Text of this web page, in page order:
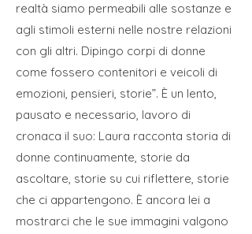
realtà siamo permeabili alle sostanze e
agli stimoli esterni nelle nostre relazioni
con gli altri. Dipingo corpi di donne
come fossero contenitori e veicoli di
emozioni, pensieri, storie”. È un lento,
pausato e necessario, lavoro di
cronaca il suo: Laura racconta storia di
donne continuamente, storie da
ascoltare, storie su cui riflettere, storie
che ci appartengono. È ancora lei a
mostrarci che le sue immagini valgono